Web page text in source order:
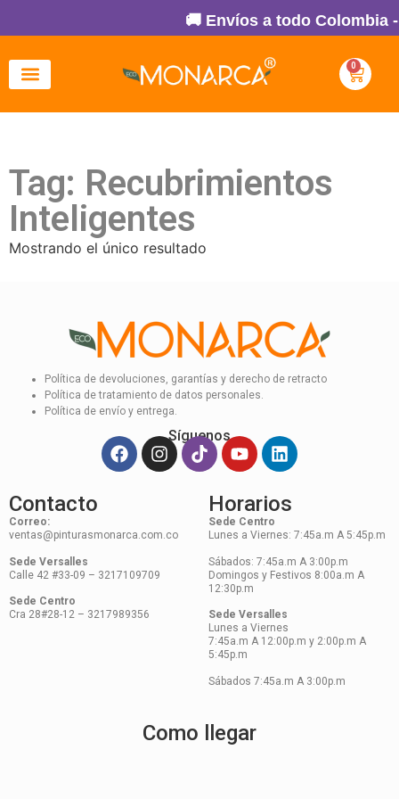
🚚 Envíos a todo Colombia
0
Tag: Recubrimientos
Inteligentes
Mostrando el único resultado
Política de devoluciones, garantías y derecho de retracto
Política de tratamiento de datos personales.
Política de envío y entrega.
Síguenos
Contacto
Correo:
ventas@pinturasmonarca.com.co
Sede Versalles
Calle 42 #33-09 – 3217109709
Sede Centro
Cra 28#28-12 – 3217989356
Horarios
Sede Centro
Lunes a Viernes: 7:45a.m A 5:45p.m
Sábados: 7:45a.m A 3:00p.m
Domingos y Festivos 8:00a.m A
12:30p.m
Sede Versalles
Lunes a Viernes
7:45a.m A 12:00p.m y 2:00p.m A
5:45p.m
Sábados 7:45a.m A 3:00p.m
Como llegar